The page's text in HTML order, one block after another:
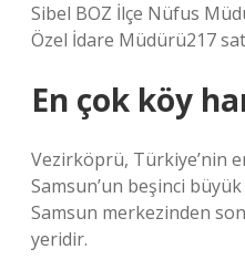
Sibel BOZ İlçe Nüfus
Özel İdare Müdürü217
En çok köy
Vezirköprü, Türkiye’nin
Samsun’un beşinci
Samsun merkezinden
yeridir.